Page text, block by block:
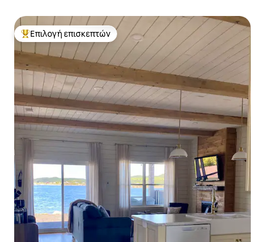
Κορυφαία επιλογή επισκεπτών
Επιλογή επισκεπτών